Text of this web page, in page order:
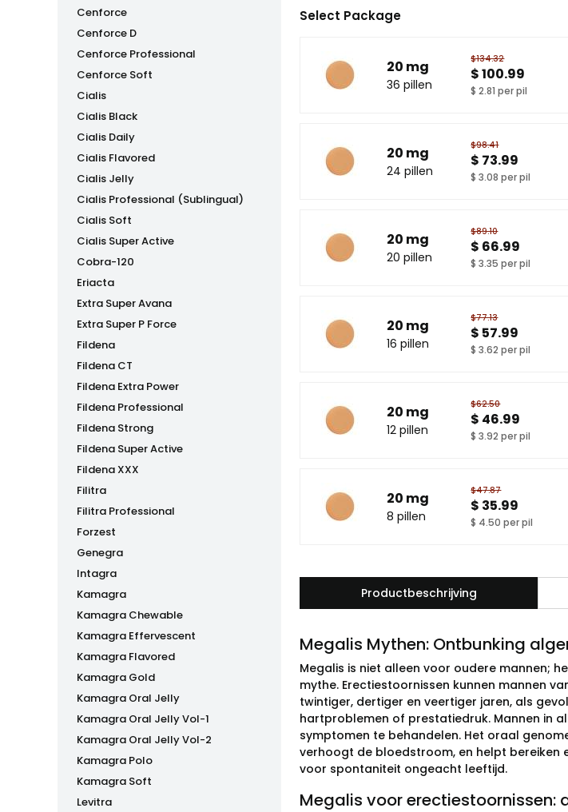
Cenforce
Cenforce D
Cenforce Professional
Cenforce Soft
Cialis
Cialis Black
Cialis Daily
Cialis Flavored
Cialis Jelly
Cialis Professional (Sublingual)
Cialis Soft
Cialis Super Active
Cobra-120
Eriacta
Extra Super Avana
Extra Super P Force
Fildena
Fildena CT
Fildena Extra Power
Fildena Professional
Fildena Strong
Fildena Super Active
Fildena XXX
Filitra
Filitra Professional
Forzest
Genegra
Intagra
Kamagra
Kamagra Chewable
Kamagra Effervescent
Kamagra Flavored
Kamagra Gold
Kamagra Oral Jelly
Kamagra Oral Jelly Vol-1
Kamagra Oral Jelly Vol-2
Kamagra Polo
Kamagra Soft
Levitra
Select Package
20 mg
36 pillen
$134.32
$ 100.99
$ 2.81 per pil
20 mg
24 pillen
$98.41
$ 73.99
$ 3.08 per pil
20 mg
20 pillen
$89.10
$ 66.99
$ 3.35 per pil
20 mg
16 pillen
$77.13
$ 57.99
$ 3.62 per pil
20 mg
12 pillen
$62.50
$ 46.99
$ 3.92 per pil
20 mg
8 pillen
$47.87
$ 35.99
$ 4.50 per pil
Productbeschrijving
Megalis Mythen: Ontbunking
Megalis is niet alleen voor oudere mannen;
mythe. Erectiestoornissen kunnen mannen
twintiger, dertiger en veertiger jaren, als
hartproblemen of prestatiedruk. Mannen in
symptomen te behandelen. Het oraal
verhoogt de bloedstroom, en helpt bereiken
voor spontaniteit ongeacht leeftijd.
Megalis voor erectiestoornissen: